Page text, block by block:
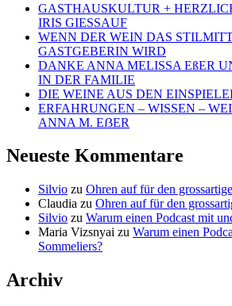
GASTHAUSKULTUR +
IRIS GIESSAUF
WENN DER WEIN DAS
GASTGEBERIN WIRD
DANKE ANNA MELISSA EßER
IN DER FAMILIE
DIE WEINE AUS DEN
ERFAHRUNGEN – WISSEN –
ANNA M. EẞER
Neueste Kommentare
Silvio zu Ohren auf für den
Claudia zu Ohren auf für den
Silvio zu Warum einen Podcast mit
Maria Vizsnyai zu Warum einen
Sommeliers?
Archiv